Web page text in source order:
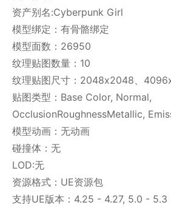
资产别名:Cyberpunk Girl
模型绑定：有骨骼绑定
模型面数：26950
纹理贴图数量：10
纹理贴图尺寸：2048x2048、
贴图类型：Base Color, Normal,
OcclusionRoughnessMetallic,
模型动画：无动画
碰撞体：无
LOD:无
资源格式：UE资源包
支持UE版本：4.25 - 4.27, 5.0 - 5.3